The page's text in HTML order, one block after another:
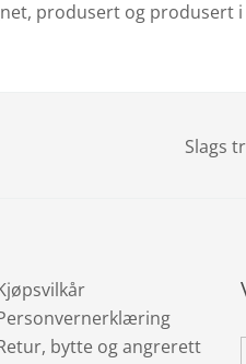
produsert og produsert i
Slags
bytte og angrerett